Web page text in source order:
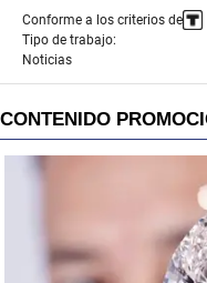
Conforme a los criterios de
Tipo de trabajo:
Noticias